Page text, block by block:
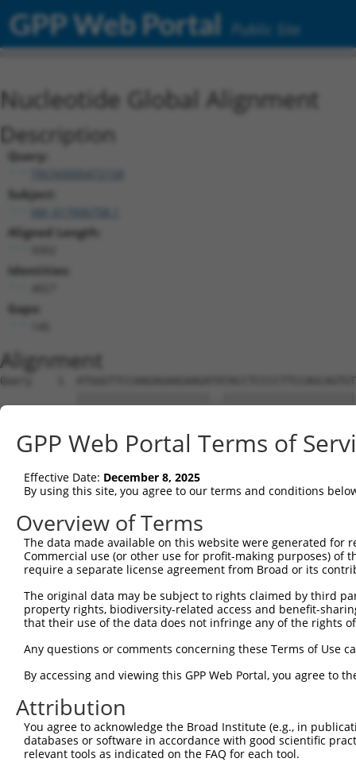
GPP Web Portal Public Site
Nucleotide Global Alignment
Description
Query:
Subject:
Aligned Length:
Identities:
Gaps:
Alignment
Query    1  ATGGGTTCCAAGAGAAGAAGATATACCTCCCCTTCCAGCAGTGTCAGCGGGGACTTTGATGATGGGCACCATTC  74
            |||||||||||||||||||||..|||||||||||||||||||||||||||||||||||||||||||||||||||
Sbjct    1  ATGGGTTCCAAGAGAAGAAGAGCTACCTCCCCTTCCAGCAGTGTCAGCGGGGACTTTGATGATGGGCACCATTC  74

Query   75  TGTGTCAACACCAGGCCCAAGCAGGAAAAGGAGGAGACTTTCCAATCTTCCAACTGTAGATCCTATTGCCGTGT  148
            ||||||||||||||||||||||||||||||||||||||||||||||||||||||||||||||||||||||||||
Sbjct   75  TGTGTCAACACCAGGCCCAAGCAGGAAAAGGAGGAGACTTTCCAATCTTCCAACTGTAGATCCTATTGCCGTGT  148

Query  149  GCCATGAACTCTATAATACCATCCGAGACTATAAGGATGAACAGGGCAGACTTCTCTGTGAGCTCTTCATTAGG  222
            ||||||||||||||||||||||||||||||||||||||||||||||||||||||||||||||||||||||||||
Sbjct  149  GCCATGAACTCTATAATACCATCCGAGACTATAAGGATGAACAGGGCAGACTTCTCTGTGAGCTCTTCATTAGG  222

Query  223  GCACCAAAGCGAAGAAATCAACCAGACTATTATGAAGTGGTTTCTCAGCCCATTGACTTGATGAAAATCCAACA  296
            ||||||||||||||||||||||||||||||||||||||||||||||||||||||||||||||||||||||||||
Sbjct  223  GCACCAAAGCGAAGAAATCAACCAGACTATTATGAAGTGGTTTCTCAGCCCATTGACTTGATGAAAATCCAACA  296

Query  297  GAAACTAAAAATGGAAGAGTATGATGATGTTAATTTGCTGACTGCTGACTTCCAGCTTCTTTTTAACAATGCAA  370
            ||||||||||||||||||||||||||||||||||||||||||||||||||||||||||||||||||||||||||
Sbjct  297  GAAACTAAAAATGGAAGAGTATGATGATGTTAATTTGCTGACTGCTGACTTCCAGCTTCTTTTTAACAATGCAA  370

Query  371  AGTCCTATTATAAGCCAGATTCTCCTGAATATAAAGCCGCTTGCAAACTCTGGGATTTGTACCTTCGAACAAGA  444
            ||||||||||||||||||||||||||||||||||||||||||||||||||||||||||||||||||||||||||
Sbjct  371  AGTCCTATTATAAGCCAGATTCTCCTGAATATAAAGCCGCTTGCAAACTCTGGGATTTGTACCTTCGAACAAGA  444

Query  445  AATGAGTTTGTTCAGAAAGGAGAAGCAGATGACGAAGATGATGATGAAGATGGGCAAGACAATCAGGGCACAGT  518
            ||||||||||||||||||||||||||||||||||||||||||||||||||||||||||||||||||||||||||
Sbjct  445  AATGAGTTTGTTCAGAAAGGAGAAGCAGATGACGAAGATGATGATGAAGATGGGCAAGACAATCAGGGCACAGT  518

Query  519  GACTGAAGGATCTTCTCCAGCTTACTTGAAGGAGATCCTGGAGCAGCTTCTTGAAGCCATAGTTGTAGCTACAA  592
            ||||||||||||||||||||||||||||||||||||||||||||||||||||||||||||||||||||||||||
Sbjct  519  GACTGAAGGATCTTCTCCAGCTTACTTGAAGGAGATCCTGGAGCAGCTTCTTGAAGCCATAGTTGTAGCTACAA  592

Query  593  ATCCATCAGGACGTCTCATTAGCGAACTTTTTCAGAAACTGCCTTCTAAAGTGCAATATCCAGATTATTATGCA  666
            ||||||||||||||||||||||||||||||||||||||||||||||||||||||||||||||||||||||||||
Sbjct  593  ATCCATCAGGACGTCTCATTAGCGAACTTTTTCAGAAACTGCCTTCTAAAGTGCAATATCCAGATTATTATGCA  666

Query  667  ATAATTAAGGAGCCTATAGATCTCAAGACCATTGCCCAGAGGATACAGAATGGAAGCTACAAAAGTATTCATGC  740
            ||||||||||||||||||||||||||||||||||||||||||||||||||||||||||||||||||||||||||
Sbjct  667  ATAATTAAGGAGCCTATAGATCTCAAGACCATTGCCCAGAGGATACAGAATGGAAGCTACAAAAGTATTCATGC  740

Query  741  AATGGCCAAAGATATAGATCTCCTCGCAAAAAATGCCAAAACTTATAATGAGCCTGGCTCTCAAGTATTCAAGG  814
            ||||||||||||||||||||||||||||||||||||||||||||||||||||||||||||||||||||||||||
Sbjct  741  AATGGCCAAAGATATAGATCTCCTCGCAAAAAATGCCAAAACTTATAATGAGCCTGGCTCTCAAGTATTCAAGG  814

Query  815  ATGCAAATTCAATTAAAAAAATATTTTATATGAAAAAGGCTGAAATTGAACATCATGAAATGGCTAAGTCAAGT  888
            ||||||||||||||||||||||||||||||||||||||||||||||||||||||||||||||||||||||||||
Sbjct  815  ATGCAAATTCAATTAAAAAAATATTTTATATGAAAAAGGCTGAAATTGAACATCATGAAATGGCTAAGTCAAGT  888

Query  889  CTTCGAATGAGGACTCCATCCAACTTGGCTGCAGCCAGACTGACAGGTCCTTCACACAGTAAAGGCAGCCTTGG  962
            ||||||||||||||||||||||||||||||||||||||||||||||||||||||||||||||||||||||||||
Sbjct  889  CTTCGAATGAGGACTCCATCCAACTTGGCTGCAGCCAGACTGACAGGTCCTTCACACAGTAAAGGCAGCCTTGG  962

Query  963  TGAAGAGAGAAATCCCACTAGCAAGTATTACCGTAATAAAAGAGCAGTACAAGGAGGTCGTTTATCAGCAATTA  1036
            ||||||||||||||||||||||||||||||||||||||||||||||||||||||||||||||||||||||||||
Sbjct  963  TGAAGAGAGAAATCCCACTAGCAAGTATTACCGTAATAAAAGAGCAGTACAAGGAGGTCGTTTATCAGCAATTA  1036

Query 1037  CAATGGCACTTCAATATGGCTCAGAAAGTGAAGAAGATGCTGCTTTAGCTGCTGCACGCTATGAAGAGGGAGAG  1110
            ||||||||||||||||||||||||||||||||||||||||||||||||||||||||||||||||||||||||||
Sbjct 1037  CAATGGCACTTCAATATGGCTCAGAAAGTGAAGAAGATGCTGCTTTAGCTGCTGCACGCTATGAAGAGGGAGAG  1110

Query 1111  TCAGAAGCAGAAAGCATCACTTCCTTTATGGATGTTTCAAATCCTTTTTATCAGCTTTATGACACAGTTAGGAG  1184
            ||||||||||||||||||||||||||||||||||||||||||||||||||||||||||||||||||||||||||
Sbjct 1111  TCAGAAGCAGAAAGCATCACTTCCTTTATGGATGTTTCAAATCCTTTTTATCAGCTTTATGACACAGTTAGGAG  1184

Query 1185  TTGTCGGAATAACCAAGGGCAGCTAATAGCTGAACCTTTTTACCATTTGCCTTCAAAGAAAAAATACCCTGATT  1258
            ||||||||||||||||||||||||||||||||||||||||||||||||||||||||||||||||||||||||||
Sbjct 1185  TTGTCGGAATAACCAAGGGCAGCTAATAGCTGAACCTTTTTACCATTTGCCTTCAAAGAAAAAATACCCTGATT  1258

Query 1259  ATTACCAGCAAATTAAAATGCCCATATCACTACAACAGATCCGAACAAAACTGAAGAATCAAGAATATGAAACT  1332
            ||||||||||||||||||||||||||||||||||||||||||||||||||||||||||||||||||||||||||
Sbjct 1259  ATTACCAGCAAATTAAAATGCCCATATCACTACAACAGATCCGAACAAAACTGAAGAATCAAGAATATGAAACT  1332

Query 1333  TTAGATCATTTGGAGTGTGATCTGAATTTAATGTTTGAAAATGCCAAACGCTATAATGTGCCCAATTCAGCCAT  1406
            ||||||||||||||||||||||||||||||||||||||||||||||||||||||||||||||||||||||||||
Sbjct 1333  TTAGATCATTTGGAGTGTGATCTGAATTTAATGTTTGAAAATGCCAAACGCTATAATGTGCCCAATTCAGCCAT  1406

Query 1407  CTACAAGCGAGTTCTAAAATTGCAGCAAGTTATGCAGGCAAAGAAGAAAGAGCTTGCCAGGAGAGACGATATCG  1480
            ||||||||||||||||||||||||||||||||||||||||||||||||||||||||||||||||||||||||||
Sbjct 1407  CTACAAGCGAGTTCTAAAATTGCAGCAAGTTATGCAGGCAAAGAAGAAAGAGCTTGCCAGGAGAGACGATATCG  1480

Query 1481  AGGACGGAGACAGCATGATCTCTTCAGCCACCTCTGATACTGGTAGTGCCAAAAGAAAAAGGAACACTCATGAC  1554
            |||||||||||||||||||||||||||||||||||||||||||||||||||||||||||               
Sbjct 1481  AGGACGGAGACAGCATGATCTCTTCAGCCACCTCTGATACTGGTAGTGCCAAAAGAAAA---------------  1539

Query 1555  AGTGAGATGTTGGGTCTCAGGAGGCTATCCAGTAAAAAGAACATAAGAAAGCAGCGAATGAAAATCTTATTCAA  1628
                                          ||||||||||||||||||||||||||||||||||||||||||||
Sbjct 1540  ------------------------------AGTAAAAAGAACATAAGAAAGCAGCGAATGAAAATCTTATTCAA  1583

Query 1629
GPP Web Portal Terms of
Effective Date: December 8, 2025
By using this site, you agree to our terms and conditions
Overview of Terms
The data made available on this website were generated
Commercial use (or other use for profit-making purposes) of
require a separate license agreement from Broad or its
The original data may be subject to rights claimed by third
property rights, biodiversity-related access and benefit-
that their use of the data does not infringe any of the rights
Any questions or comments concerning these Terms of Use
By accessing and viewing this GPP Web Portal, you agree to
Attribution
You agree to acknowledge the Broad Institute (e.g., in
databases or software in accordance with good scientific
relevant tools as indicated on the FAQ for each tool.